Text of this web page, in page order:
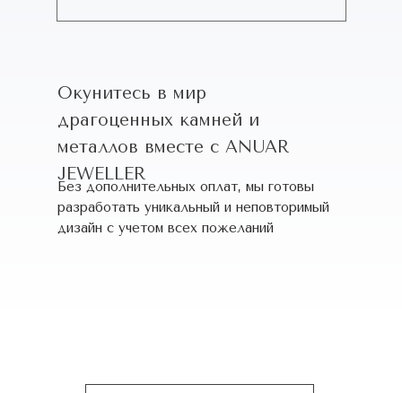
Окунитесь в мир
драгоценных камней и
металлов вместе с ANUAR
JEWELLER
Без дополнительных оплат, мы готовы
разработать уникальный и неповторимый
дизайн c учетом всех пожеланий